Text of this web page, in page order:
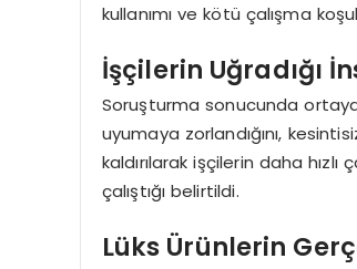
kullanımı ve kötü çalışma
İşçilerin Uğradığı
Soruşturma sonucunda
uyumaya zorlandığını,
kaldırılarak işçilerin daha hızlı
çalıştığı belirtildi.
Lüks Ürünlerin